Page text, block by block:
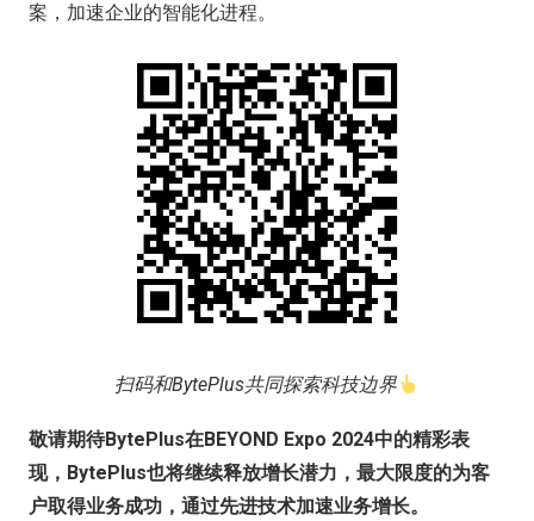
案，加速企业的智能化进程。
扫码和BytePlus共同探索科技边界
敬请期待BytePlus在BEYOND Expo 2024中的精彩表
现，BytePlus也将继续释放增长潜力，最大限度的为客
户取得业务成功，通过先进技术加速业务增长。